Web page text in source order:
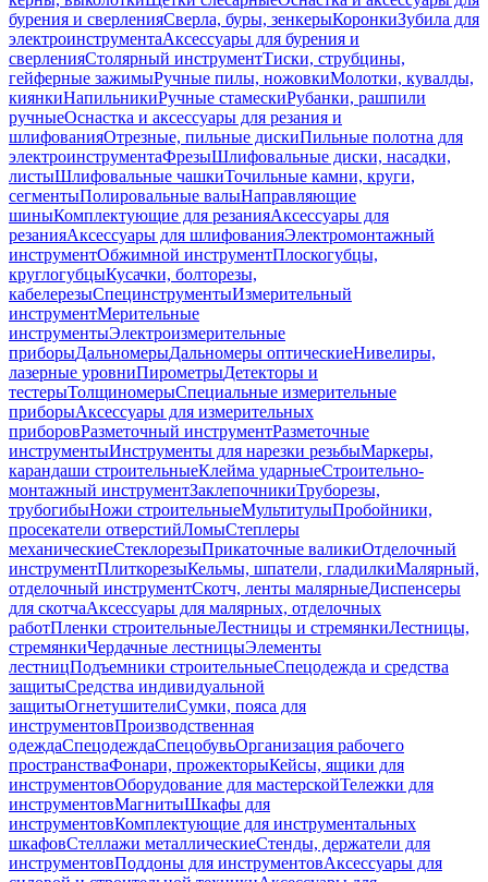
бурения и сверленияСверла, буры, зенкерыКоронкиЗубила для
электроинструментаАксессуары для бурения и
сверленияСтолярный инструментТиски, струбцины,
гейферные зажимыРучные пилы, ножовкиМолотки, кувалды,
киянкиНапильникиРучные стамескиРубанки, рашпили
ручныеОснастка и аксессуары для резания и
шлифованияОтрезные, пильные дискиПильные полотна для
электроинструментаФрезыШлифовальные диски, насадки,
листыШлифовальные чашкиТочильные камни, круги,
сегментыПолировальные валыНаправляющие
шиныКомплектующие для резанияАксессуары для
резанияАксессуары для шлифованияЭлектромонтажный
инструментОбжимной инструментПлоскогубцы,
круглогубцыКусачки, болторезы,
кабелерезыСпецинструментыИзмерительный
инструментМерительные
инструментыЭлектроизмерительные
приборыДальномерыДальномеры оптическиеНивелиры,
лазерные уровниПирометрыДетекторы и
тестерыТолщиномерыСпециальные измерительные
приборыАксессуары для измерительных
приборовРазметочный инструментРазметочные
инструментыИнструменты для нарезки резьбыМаркеры,
карандаши строительныеКлейма ударныеСтроительно-
монтажный инструментЗаклепочникиТруборезы,
трубогибыНожи строительныеМультитулыПробойники,
просекатели отверстийЛомыСтеплеры
механическиеСтеклорезыПрикаточные валикиОтделочный
инструментПлиткорезыКельмы, шпатели, гладилкиМалярный,
отделочный инструментСкотч, ленты малярныеДиспенсеры
для скотчаАксессуары для малярных, отделочных
работПленки строительныеЛестницы и стремянкиЛестницы,
стремянкиЧердачные лестницыЭлементы
лестницПодъемники строительныеСпецодежда и средства
защитыСредства индивидуальной
защитыОгнетушителиСумки, пояса для
инструментовПроизводственная
одеждаСпецодеждаСпецобувьОрганизация рабочего
пространстваФонари, прожекторыКейсы, ящики для
инструментовОборудование для мастерскойТележки для
инструментовМагнитыШкафы для
инструментовКомплектующие для инструментальных
шкафовСтеллажи металлическиеСтенды, держатели для
инструментовПоддоны для инструментовАксессуары для